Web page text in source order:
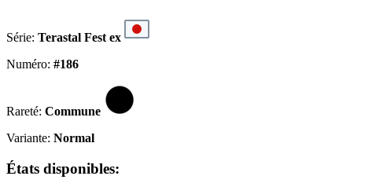
Série: Terastal Fest ex
Numéro: #186
Rareté: Commune
Variante: Normal
États disponibles: